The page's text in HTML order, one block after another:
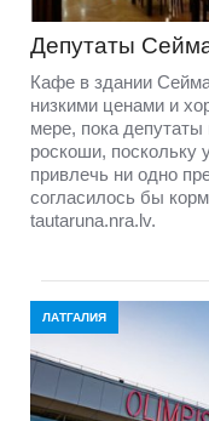
Депутаты
Кафе в здании
низкими ценами и
мере, пока
роскоши, поскольку
привлечь ни одно
согласилось бы
tautaruna.nra.lv.
ЛАТГАЛИЯ